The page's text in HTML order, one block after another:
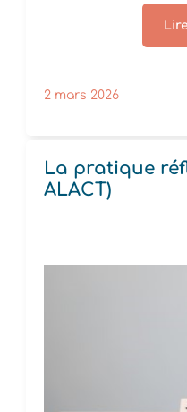
2 mars 2026
La pratique
ALACT)